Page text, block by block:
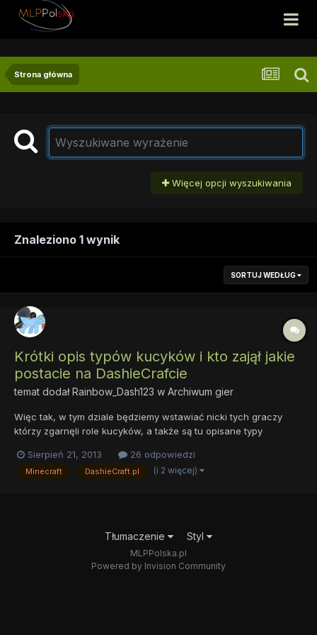
Strona główna
Więcej opcji wyszukiwania
Znaleziono 1 wynik
SORTUJ WEDŁUG
Krótki opis typów kucyków i kto zajął jakie
postacie na DashieCrafcie
temat dodałRainbow_Dash123 w Archiwum gier
Więc tak, w tym dziale będziemy wstawiać nicki tych graczy
którzy zgarnęli role kucyków, a także są tu opisane typy
doki loki, więc zaczynamy! Na pierwszy ogień pójdą typy
kucyków. Oto one: kucyk ziemny -szybciej biega, podczas
Sierpień 21, 2013 26 odpowiedzi
Minecraft DashieCraft.pl (i 2 więcej)
Tłumaczenie Styl
MLPPolska.pl
Powered by Invision Community